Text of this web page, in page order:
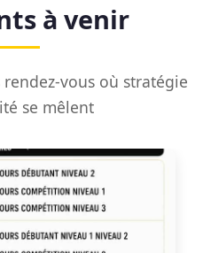
à venir
vous où stratégie
se mêlent